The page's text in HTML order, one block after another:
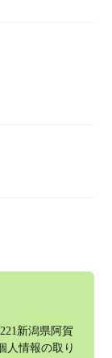
新潟県阿賀
人情報の取り